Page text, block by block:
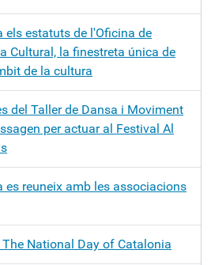
els estatuts de l'Oficina de
Cultural, la finestreta única de
de la cultura
del Taller de Dansa i Moviment
per actuar al Festival Al
es reuneix amb les associacions
The National Day of Catalonia